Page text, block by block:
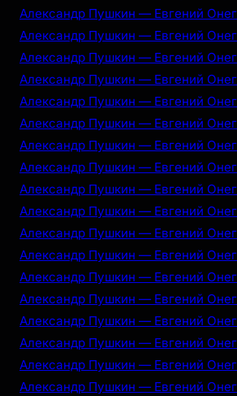
Александр Пушкин — Евгений
Александр Пушкин — Евгений
Александр Пушкин — Евгений
Александр Пушкин — Евгений
Александр Пушкин — Евгений
Александр Пушкин — Евгений
Александр Пушкин — Евгений
Александр Пушкин — Евгений
Александр Пушкин — Евгений
Александр Пушкин — Евгений
Александр Пушкин — Евгений
Александр Пушкин — Евгений
Александр Пушкин — Евгений
Александр Пушкин — Евгений
Александр Пушкин — Евгений
Александр Пушкин — Евгений
Александр Пушкин — Евгений
Александр Пушкин — Евгений